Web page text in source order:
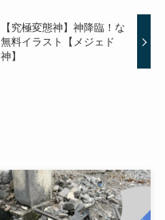
【究極変態神】神降臨！な
無料イラスト【メジェド
神】